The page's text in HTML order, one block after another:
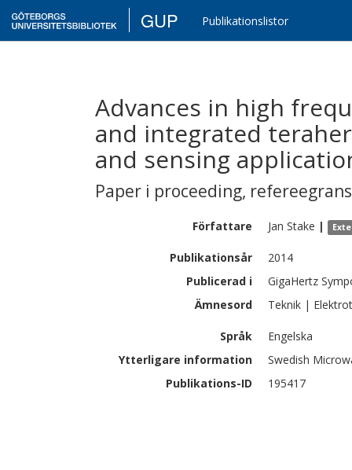
GUP Publikationslistor
Advances in high
and integrated
and sensing
Paper i proceeding,
Författare Jan Stake |
Publikationsår
2014
Publicerad i
GigaHertz
Ämnesord
Teknik |
Språk
Engelska
Ytterligare information
Swedish
Publikations-ID
195417